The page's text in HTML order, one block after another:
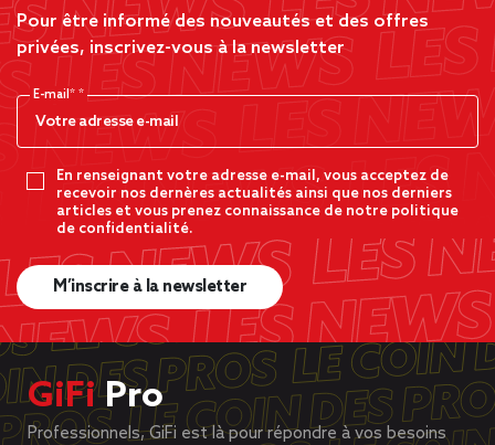
Pour être informé des nouveautés et des offres
privées, inscrivez-vous à la newsletter
E-mail*
En renseignant votre adresse e-mail, vous acceptez de
recevoir nos dernères actualités ainsi que nos derniers
articles et vous prenez connaissance de notre politique
de confidentialité.
M’inscrire à la newsletter
GiFiPro
Professionnels, GiFi est là pour répondre à vos besoins